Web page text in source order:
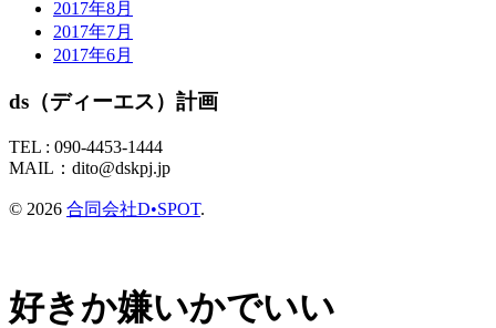
2017年8月
2017年7月
2017年6月
ds（ディーエス）計画
TEL : 090-4453-1444
MAIL： dito@dskpj.jp
© 2026 合同会社D•SPOT.
好きか嫌いかでいい